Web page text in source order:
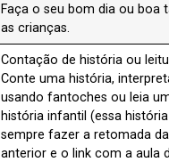
Faça o seu bom dia ou boa
as crianças.
Contação de história ou
Conte uma história,
usando fantoches ou leia
história infantil (essa
sempre fazer a retomada
anterior e o link com a aula